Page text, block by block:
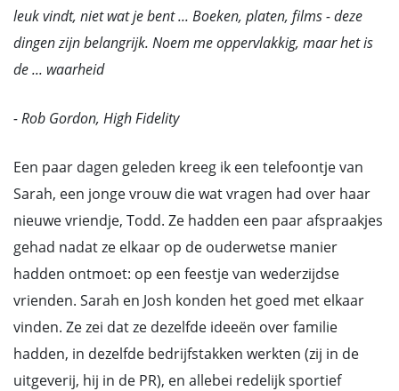
leuk vindt, niet wat je bent ... Boeken, platen, films - deze
dingen zijn belangrijk. Noem me oppervlakkig, maar het is
de ... waarheid
- Rob Gordon, High Fidelity
Een paar dagen geleden kreeg ik een telefoontje van
Sarah, een jonge vrouw die wat vragen had over haar
nieuwe vriendje, Todd. Ze hadden een paar afspraakjes
gehad nadat ze elkaar op de ouderwetse manier
hadden ontmoet: op een feestje van wederzijdse
vrienden. Sarah en Josh konden het goed met elkaar
vinden. Ze zei dat ze dezelfde ideeën over familie
hadden, in dezelfde bedrijfstakken werkten (zij in de
uitgeverij, hij in de PR), en allebei redelijk sportief